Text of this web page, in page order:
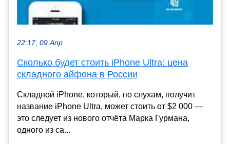
22:17, 09 Апр
Сколько будет стоить iPhone Ultra: цена
складного айфона в России
Складной iPhone, который, по слухам, получит
название iPhone Ultra, может стоить от $2 000 —
это следует из нового отчёта Марка Гурмана,
одного из са...